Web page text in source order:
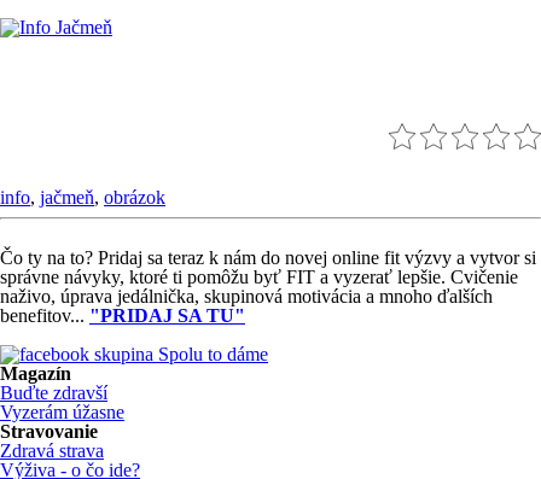
info, jačmeň, obrázok
Čo ty na to? Pridaj sa teraz k nám do novej online fit výzvy a vytvor si
správne návyky, ktoré ti pomôžu byť FIT a vyzerať lepšie. Cvičenie
naživo, úprava jedálnička, skupinová motivácia a mnoho ďalších
benefitov... "PRIDAJ SA TU"
Magazín
Buďte zdravší
Vyzerám úžasne
Stravovanie
Zdravá strava
Výživa - o čo ide?